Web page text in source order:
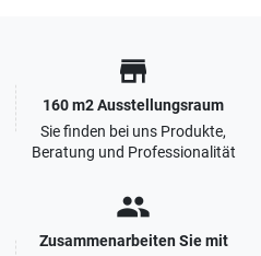
store
160 m2 Ausstellungsraum
Sie finden bei uns Produkte,
Beratung und Professionalität
people
Zusammenarbeiten Sie mit